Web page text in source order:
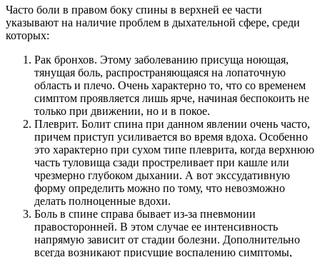
Часто боли в правом боку спины в верхней ее части
указывают на наличие проблем в дыхательной сфере, среди
которых:
Рак бронхов. Этому заболеванию присуща ноющая,
тянущая боль, распространяющаяся на лопаточную
область и плечо. Очень характерно то, что со временем
симптом проявляется лишь ярче, начиная беспокоить не
только при движении, но и в покое.
Плеврит. Болит спина при данном явлении очень часто,
причем приступ усиливается во время вдоха. Особенно
это характерно при сухом типе плеврита, когда верхнюю
часть туловища сзади простреливает при кашле или
чрезмерно глубоком дыхании. А вот экссудативную
форму определить можно по тому, что невозможно
делать полноценные вдохи.
Боль в спине справа бывает из-за пневмонии
правосторонней. В этом случае ее интенсивность
напрямую зависит от стадии болезни. Дополнительно
всегда возникают присущие воспалению симптомы,